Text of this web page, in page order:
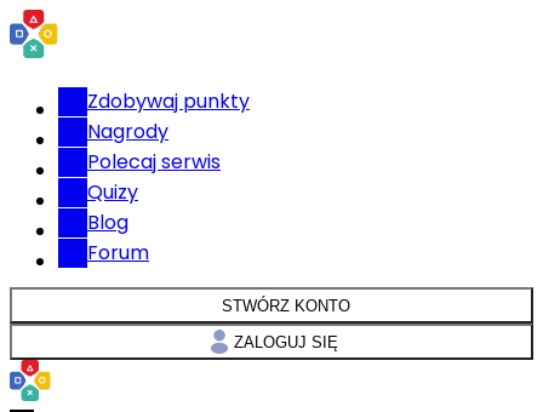
Zdobywaj punkty
Nagrody
Polecaj serwis
Quizy
Blog
Forum
STWÓRZ KONTO
ZALOGUJ SIĘ